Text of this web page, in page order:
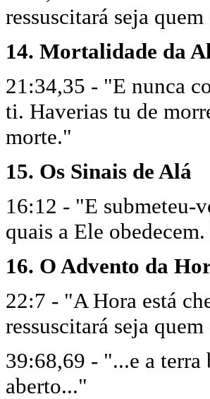
ressuscitará seja
14. Mortalidade da
21:34,35 - "E nunca
ti. Haverias tu de
morte."
15. Os Sinais de Alá
16:12 - "E submeteu-
quais a Ele
16. O Advento da
22:7 - "A Hora está
ressuscitará seja
39:68,69 - "...e a terra
aberto..."